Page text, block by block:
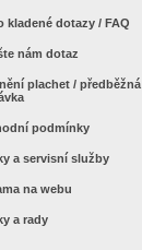
kladené dotazy / FAQ
nám dotaz
plachet / předběžná
podmínky
a servisní služby
na webu
a rady